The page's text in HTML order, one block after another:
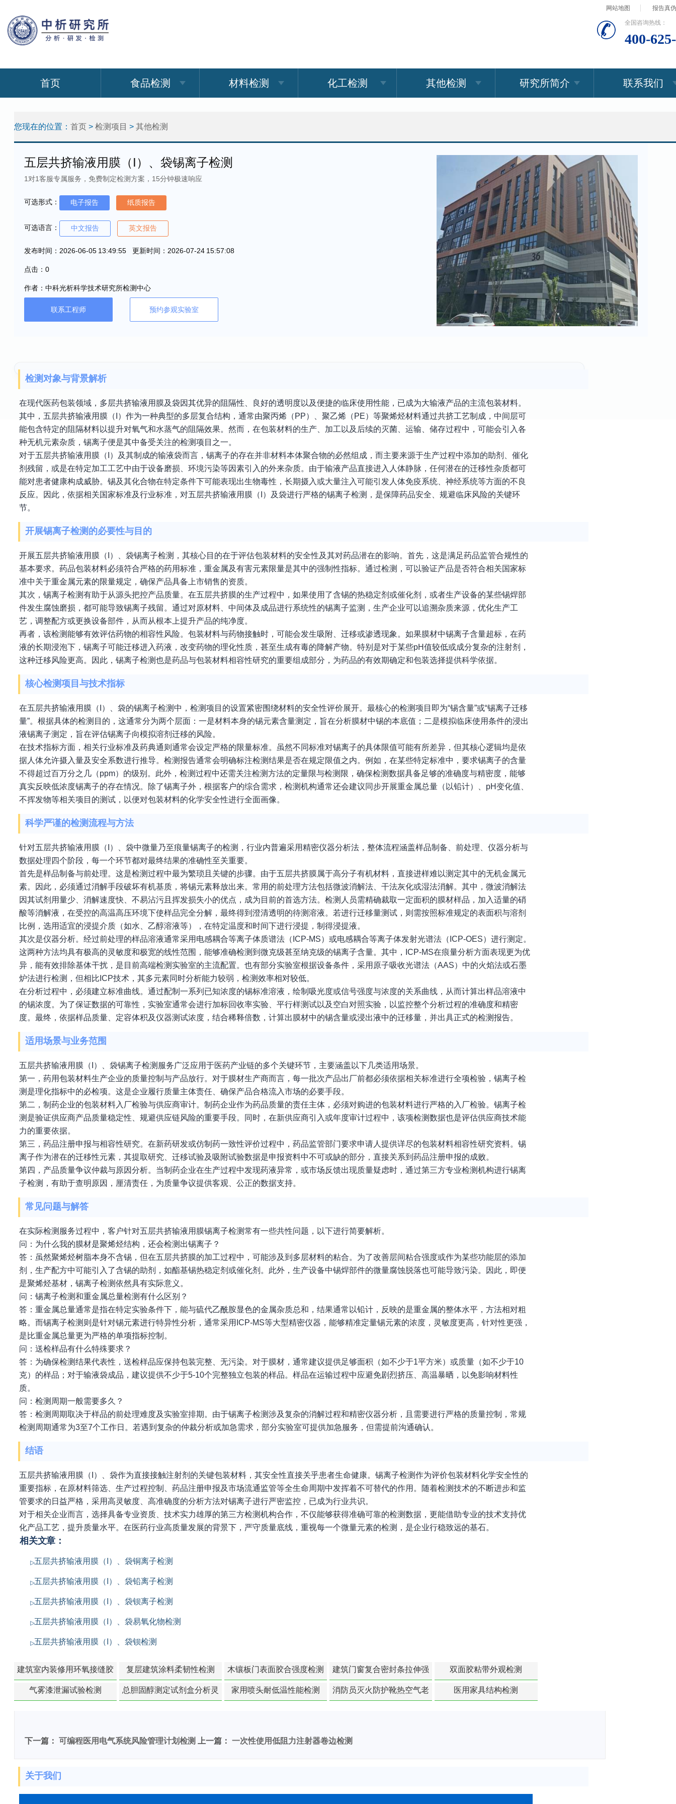
网站地图 报告真
全国咨询热线：
400-
首页 食品检测 材料检测 化工检测 其他检测 研究所简介 联系我们
您现在的位置： 首页 > 检测项目 > 其他检测
五层共挤输液用膜（I）、袋锡离子检测
1对1客服专属服务，免费制定检测方案，15分钟极速响应
可选形式： 电子报告 纸质报告
可选语言： 中文报告 英文报告
发布时间：2026-06-05 13:49:55 更新时间：2026-07-24 15:57:08
点击：0
作者：中科光析科学技术研究所检测中心
联系工程师 预约参观实验室
检测对象与背景解析
在现代医药包装领域，多层共挤输液用膜及袋因其优异的阻隔性、良好的透明度以及便捷的临床使用性能，已成为大输液产品的主流包装材料。
其中，五层共挤输液用膜（I）作为一种典型的多层复合结构，通常由聚丙烯（PP）、聚乙烯（PE）等聚烯烃材料通过共挤工艺制成，中间层可
能包含特定的阻隔材料以提升对氧气和水蒸气的阻隔效果。然而，在包装材料的生产、加工以及后续的灭菌、运输、储存过程中，可能会引入各
种无机元素杂质，锡离子便是其中备受关注的检测项目之一。
对于五层共挤输液用膜（I）及其制成的输液袋而言，锡离子的存在并非材料本体聚合物的必然组成，而主要来源于生产过程中添加的助剂、催化
剂残留，或是在特定加工工艺中由于设备磨损、环境污染等因素引入的外来杂质。由于输液产品直接进入人体静脉，任何潜在的迁移性杂质都可
能对患者健康构成威胁。锡及其化合物在特定条件下可能表现出生物毒性，长期摄入或大量注入可能引发人体免疫系统、神经系统等方面的不良
反应。因此，依据相关国家标准及行业标准，对五层共挤输液用膜（I）及袋进行严格的锡离子检测，是保障药品安全、规避临床风险的关键环
节。
开展锡离子检测的必要性与目的
开展五层共挤输液用膜（I）、袋锡离子检测，其核心目的在于评估包装材料的安全性及其对药品潜在的影响。首先，这是满足药品监管合规性的
基本要求。药品包装材料必须符合严格的药用标准，重金属及有害元素限量是其中的强制性指标。通过检测，可以验证产品是否符合相关国家标
准中关于重金属元素的限量规定，确保产品具备上市销售的资质。
其次，锡离子检测有助于从源头把控产品质量。在五层共挤膜的生产过程中，如果使用了含锡的热稳定剂或催化剂，或者生产设备的某些锡焊部
件发生腐蚀磨损，都可能导致锡离子残留。通过对原材料、中间体及成品进行系统性的锡离子监测，生产企业可以追溯杂质来源，优化生产工
艺，调整配方或更换设备部件，从而从根本上提升产品的纯净度。
再者，该检测能够有效评估药物的相容性风险。包装材料与药物接触时，可能会发生吸附、迁移或渗透现象。如果膜材中锡离子含量超标，在药
液的长期浸泡下，锡离子可能迁移进入药液，改变药物的理化性质，甚至生成有毒的降解产物。特别是对于某些pH值较低或成分复杂的注射剂，
这种迁移风险更高。因此，锡离子检测也是药品与包装材料相容性研究的重要组成部分，为药品的有效期确定和包装选择提供科学依据。
核心检测项目与技术指标
在五层共挤输液用膜（I）、袋的锡离子检测中，检测项目的设置紧密围绕材料的安全性评价展开。最核心的检测项目即为“锡含量”或“锡离子迁移
量”。根据具体的检测目的，这通常分为两个层面：一是材料本身的锡元素含量测定，旨在分析膜材中锡的本底值；二是模拟临床使用条件的浸出
液锡离子测定，旨在评估锡离子向模拟溶剂迁移的风险。
在技术指标方面，相关行业标准及药典通则通常会设定严格的限量标准。虽然不同标准对锡离子的具体限值可能有所差异，但其核心逻辑均是依
据人体允许摄入量及安全系数进行推导。检测报告通常会明确标注检测结果是否在规定限值之内。例如，在某些特定标准中，要求锡离子的含量
不得超过百万分之几（ppm）的级别。此外，检测过程中还需关注检测方法的定量限与检测限，确保检测数据具备足够的准确度与精密度，能够
真实反映低浓度锡离子的存在情况。除了锡离子外，根据客户的综合需求，检测机构通常还会建议同步开展重金属总量（以铅计）、pH变化值、
不挥发物等相关项目的测试，以便对包装材料的化学安全性进行全面画像。
科学严谨的检测流程与方法
针对五层共挤输液用膜（I）、袋中微量乃至痕量锡离子的检测，行业内普遍采用精密仪器分析法，整体流程涵盖样品制备、前处理、仪器分析与
数据处理四个阶段，每一个环节都对最终结果的准确性至关重要。
首先是样品制备与前处理。这是检测过程中最为繁琐且关键的步骤。由于五层共挤膜属于高分子有机材料，直接进样难以测定其中的无机金属元
素。因此，必须通过消解手段破坏有机基质，将锡元素释放出来。常用的前处理方法包括微波消解法、干法灰化或湿法消解。其中，微波消解法
因其试剂用量少、消解速度快、不易沾污且挥发损失小的优点，成为目前的首选方法。检测人员需精确裁取一定面积的膜材样品，加入适量的硝
酸等消解液，在受控的高温高压环境下使样品完全分解，最终得到澄清透明的待测溶液。若进行迁移量测试，则需按照标准规定的表面积与溶剂
比例，选用适宜的浸提介质（如水、乙醇溶液等），在特定温度和时间下进行浸提，制得浸提液。
其次是仪器分析。经过前处理的样品溶液通常采用电感耦合等离子体质谱法（ICP-MS）或电感耦合等离子体发射光谱法（ICP-OES）进行测定。
这两种方法均具有极高的灵敏度和极宽的线性范围，能够准确检测到微克级甚至纳克级的锡离子含量。其中，ICP-MS在痕量分析方面表现更为优
异，能有效排除基体干扰，是目前高端检测实验室的主流配置。也有部分实验室根据设备条件，采用原子吸收光谱法（AAS）中的火焰法或石墨
炉法进行检测，但相比ICP技术，其多元素同时分析能力较弱，检测效率相对较低。
在分析过程中，必须建立标准曲线。通过配制一系列已知浓度的锡标准溶液，绘制吸光度或信号强度与浓度的关系曲线，从而计算出样品溶液中
的锡浓度。为了保证数据的可靠性，实验室通常会进行加标回收率实验、平行样测试以及空白对照实验，以监控整个分析过程的准确度和精密
度。最终，依据样品质量、定容体积及仪器测试浓度，结合稀释倍数，计算出膜材中的锡含量或浸出液中的迁移量，并出具正式的检测报告。
适用场景与业务范围
五层共挤输液用膜（I）、袋锡离子检测服务广泛应用于医药产业链的多个关键环节，主要涵盖以下几类适用场景。
第一，药用包装材料生产企业的质量控制与产品放行。对于膜材生产商而言，每一批次产品出厂前都必须依据相关标准进行全项检验，锡离子检
测是理化指标中的必检项。这是企业履行质量主体责任、确保产品合格流入市场的必要手段。
第二，制药企业的包装材料入厂检验与供应商审计。制药企业作为药品质量的责任主体，必须对购进的包装材料进行严格的入厂检验。锡离子检
测是验证供应商产品质量稳定性、规避供应链风险的重要手段。同时，在新供应商引入或年度审计过程中，该项检测数据也是评估供应商技术能
力的重要依据。
第三，药品注册申报与相容性研究。在新药研发或仿制药一致性评价过程中，药品监管部门要求申请人提供详尽的包装材料相容性研究资料。锡
离子作为潜在的迁移性元素，其提取研究、迁移试验及吸附试验数据是申报资料中不可或缺的部分，直接关系到药品注册申报的成败。
第四，产品质量争议仲裁与原因分析。当制药企业在生产过程中发现药液异常，或市场反馈出现质量疑虑时，通过第三方专业检测机构进行锡离
子检测，有助于查明原因，厘清责任，为质量争议提供客观、公正的数据支持。
常见问题与解答
在实际检测服务过程中，客户针对五层共挤输液用膜锡离子检测常有一些共性问题，以下进行简要解析。
问：为什么我的膜材是聚烯烃结构，还会检测出锡离子？
答：虽然聚烯烃树脂本身不含锡，但在五层共挤膜的加工过程中，可能涉及到多层材料的粘合。为了改善层间粘合强度或作为某些功能层的添加
剂，生产配方中可能引入了含锡的助剂，如酯基锡热稳定剂或催化剂。此外，生产设备中锡焊部件的微量腐蚀脱落也可能导致污染。因此，即便
是聚烯烃基材，锡离子检测依然具有实际意义。
问：锡离子检测和重金属总量检测有什么区别？
答：重金属总量通常是指在特定实验条件下，能与硫代乙酰胺显色的金属杂质总和，结果通常以铅计，反映的是重金属的整体水平，方法相对粗
略。而锡离子检测则是针对锡元素进行特异性分析，通常采用ICP-MS等大型精密仪器，能够精准定量锡元素的浓度，灵敏度更高，针对性更强，
是比重金属总量更为严格的单项指标控制。
问：送检样品有什么特殊要求？
答：为确保检测结果代表性，送检样品应保持包装完整、无污染。对于膜材，通常建议提供足够面积（如不少于1平方米）或质量（如不少于10
克）的样品；对于输液袋成品，建议提供不少于5-10个完整独立包装的样品。样品在运输过程中应避免剧烈挤压、高温暴晒，以免影响材料性
质。
问：检测周期一般需要多久？
答：检测周期取决于样品的前处理难度及实验室排期。由于锡离子检测涉及复杂的消解过程和精密仪器分析，且需要进行严格的质量控制，常规
检测周期通常为3至7个工作日。若遇到复杂的仲裁分析或加急需求，部分实验室可提供加急服务，但需提前沟通确认。
结语
五层共挤输液用膜（I）、袋作为直接接触注射剂的关键包装材料，其安全性直接关乎患者生命健康。锡离子检测作为评价包装材料化学安全性的
重要指标，在原材料筛选、生产过程控制、药品注册申报及市场流通监管等全生命周期中发挥着不可替代的作用。随着检测技术的不断进步和监
管要求的日益严格，采用高灵敏度、高准确度的分析方法对锡离子进行严密监控，已成为行业共识。
对于相关企业而言，选择具备专业资质、技术实力雄厚的第三方检测机构合作，不仅能够获得准确可靠的检测数据，更能借助专业的技术支持优
化产品工艺，提升质量水平。在医药行业高质量发展的背景下，严守质量底线，重视每一个微量元素的检测，是企业行稳致远的基石。
相关文章：
五层共挤输液用膜（I）、袋铜离子检测
五层共挤输液用膜（I）、袋铅离子检测
五层共挤输液用膜（I）、袋钡离子检测
五层共挤输液用膜（I）、袋易氧化物检测
五层共挤输液用膜（I）、袋钡检测
建筑室内装修用环氧接缝胶
苯含量检测
复层建筑涂料柔韧性检测 木镶板门表面胶合强度检测
建筑门窗复合密封条拉伸强
度-硬质塑料材料检测
双面胶粘带外观检测
气雾漆泄漏试验检测
总胆固醇测定试剂盒分析灵
家用喷头耐低温性能检测
消防员灭火防护靴热空气老
医用家具结构检测
下一篇： 可编程医用电气系统风险管理计划检测 上一篇： 一次性使用低阻力注射器卷边检测
关于我们